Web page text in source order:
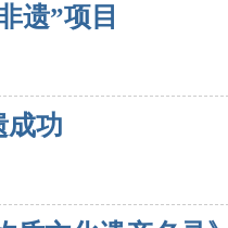
遗”项目
成功